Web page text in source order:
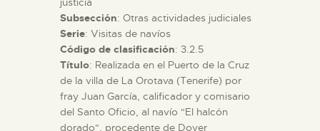
ACTIVIDADES
█
EL MUSEO
Subsección: Otras actividades judiciales
Serie: Visitas de navíos
Código de clasificación: 3.2.5
Título: Realizada en el Puerto de la Cruz
de la villa de La Orotava (Tenerife) por
fray Juan García, calificador y comisario
del Santo Oficio, al navío "El halcón
dorado", procedente de Dover